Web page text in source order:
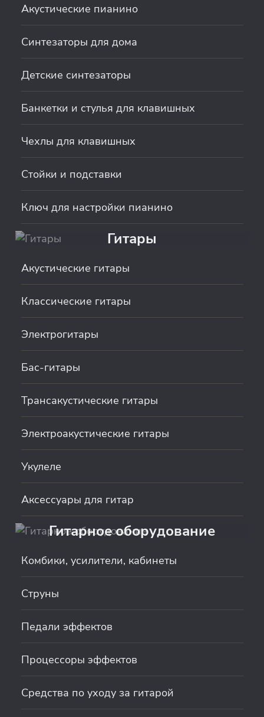
Акустические пианино
Синтезаторы для дома
Детские синтезаторы
Банкетки и стулья для клавишных
Чехлы для клавишных
Стойки и подставки
Ключ для настройки пианино
Гитары
Акустические гитары
Классические гитары
Электрогитары
Бас-гитары
Трансакустические гитары
Электроакустические гитары
Укулеле
Аксессуары для гитар
Гитарное оборудование
Комбики, усилители, кабинеты
Струны
Педали эффектов
Процессоры эффектов
Средства по уходу за гитарой